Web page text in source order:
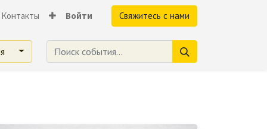
Контакты Войти Свяжитесь с нами